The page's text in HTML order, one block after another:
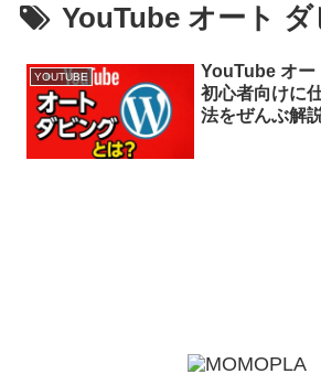
YouTube オート
YOUTUBE
YouTube オー
初心者向けに
法をぜんぶ解